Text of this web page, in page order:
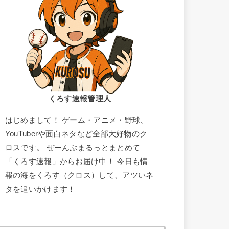
くろす速報管理人
はじめまして！ ゲーム・アニメ・野球、
YouTuberや面白ネタなど全部大好物のク
ロスです。 ぜーんぶまるっとまとめて
「くろす速報」からお届け中！ 今日も情
報の海をくろす（クロス）して、アツいネ
タを追いかけます！